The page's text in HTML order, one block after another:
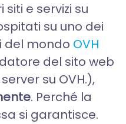
e servizi su
su uno dei
del mondo OVH
del sito web
su OVH.),
. Perché la
si garantisce.